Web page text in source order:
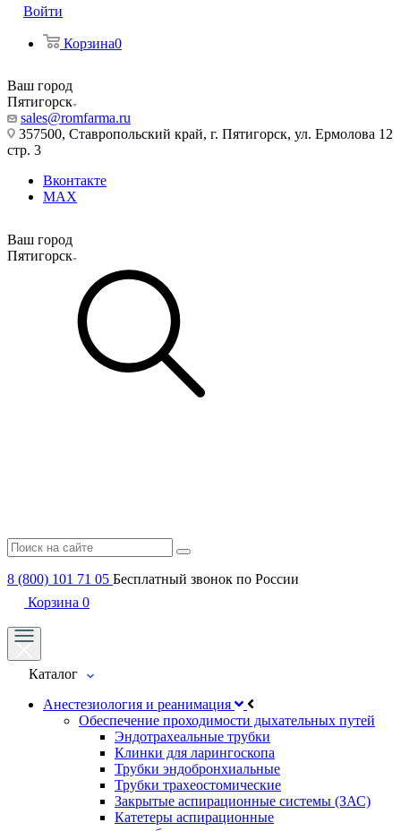
Войти
Корзина0
Ваш город
Пятигорск
sales@romfarma.ru
357500, Ставропольский край, г. Пятигорск, ул. Ермолова 12
стр. 3
Вконтакте
MAX
Ваш город
Пятигорск
8 (800) 101 71 05 Бесплатный звонок по России
Корзина 0
Каталог
Анестезиология и реанимация
Обеспечение проходимости дыхательных путей
Эндотрахеальные трубки
Клинки для ларингоскопа
Трубки эндобронхиальные
Трубки трахеостомические
Закрытые аспирационные системы (ЗАС)
Катетеры аспирационные